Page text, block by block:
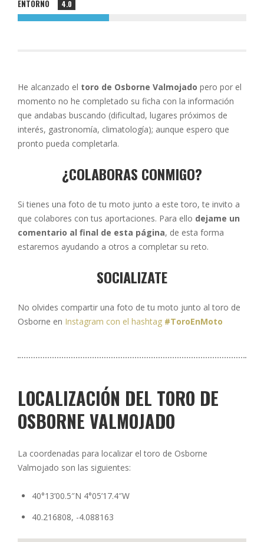
ENTORNO 4.0
He alcanzado el toro de Osborne Valmojado pero por el
momento no he completado su ficha con la información
que andabas buscando (dificultad, lugares próximos de
interés, gastronomía, climatología); aunque espero que
pronto pueda completarla.
¿COLABORAS CONMIGO?
Si tienes una foto de tu moto junto a este toro, te invito a
que colabores con tus aportaciones. Para ello dejame un
comentario al final de esta página, de esta forma
estaremos ayudando a otros a completar su reto.
SOCIALIZATE
No olvides compartir una foto de tu moto junto al toro de
Osborne en Instagram con el hashtag #ToroEnMoto
LOCALIZACIÓN DEL TORO DE
OSBORNE VALMOJADO
La coordenadas para localizar el toro de Osborne
Valmojado son las siguientes:
40°13’00.5″N 4°05’17.4″W
40.216808, -4.088163